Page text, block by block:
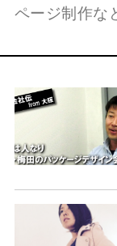
ページ制作な